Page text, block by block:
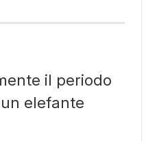
il periodo
elefante